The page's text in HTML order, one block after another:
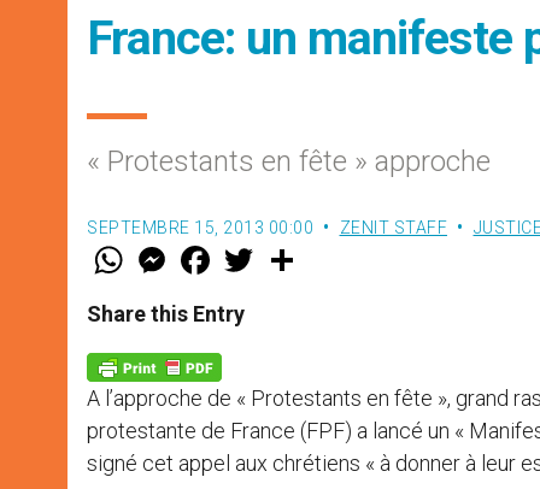
France: un manifeste
« Protestants en fête » approche
SEPTEMBRE 15, 2013 00:00 ZENIT STAFF
W
t
s
p
p
M
e
s
e
g
e
r
F
a
e
b
k
w
Share this Entry
A l’approche de « Protestants en fête », grand
protestante de France (FPF) a lancé un «
signé cet appel aux chrétiens « à donner à leur